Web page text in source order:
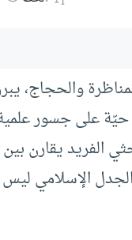
والحجاج،
حيّة على جسور
الفريد يقارن
الإسلامي